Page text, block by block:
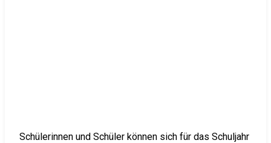
Schülerinnen und Schüler können sich für das Schuljahr